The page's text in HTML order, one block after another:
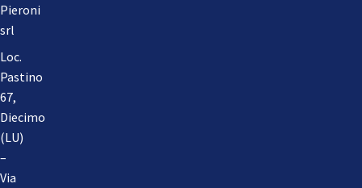
Pieroni
srl
Loc.
Pastino
67,
Diecimo
(LU)
–
Via